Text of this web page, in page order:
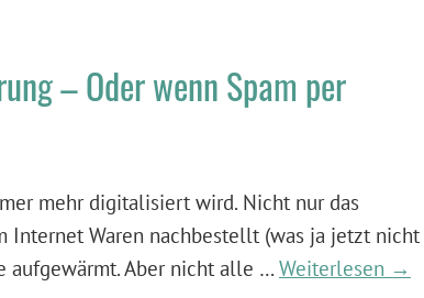
– Oder wenn Spam per
mehr digitalisiert wird. Nicht nur das
Internet Waren nachbestellt (was ja jetzt nicht
aufgewärmt. Aber nicht alle … Weiterlesen →